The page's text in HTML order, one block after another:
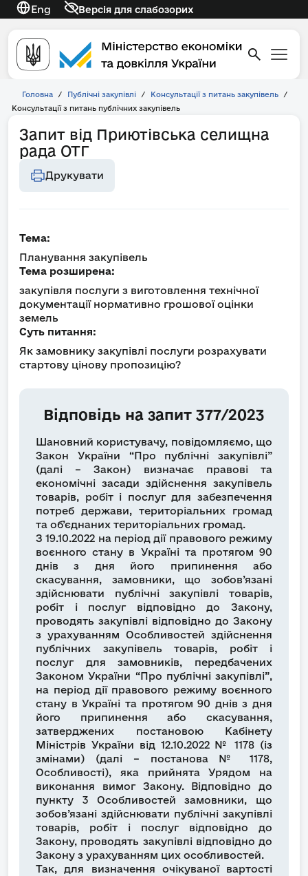
Eng Версія для слабозорих
Головна / Публічні закупівлі / Консультації з питань закупівель
/
Консультації з питань публічних закупівель
Запит від Приютівська селищна
рада ОТГ
Друкувати
Тема:
Планування закупівель
Тема розширена:
закупівля послуги з виготовлення технічної
документації нормативно грошової оцінки
земель
Суть питання:
Як замовнику закупівлі послуги розрахувати
стартову цінову пропозицію?
Відповідь на запит 377/2023
Шановний користувачу, повідомляємо, що
Закон України “Про публічні закупівлі”
(далі – Закон) визначає правові та
економічні засади здійснення закупівель
товарів, робіт і послуг для забезпечення
потреб держави, територіальних громад
та об’єднаних територіальних громад.
З 19.10.2022 на період дії правового режиму
воєнного стану в Україні та протягом 90
днів з дня його припинення або
скасування, замовники, що зобов’язані
здійснювати публічні закупівлі товарів,
робіт і послуг відповідно до Закону,
проводять закупівлі відповідно до Закону
з урахуванням Особливостей здійснення
публічних закупівель товарів, робіт і
послуг для замовників, передбачених
Законом України “Про публічні закупівлі”,
на період дії правового режиму воєнного
стану в Україні та протягом 90 днів з дня
його припинення або скасування,
затверджених постановою Кабінету
Міністрів України від 12.10.2022 № 1178 (із
змінами) (далі – постанова № 1178,
Особливості), яка прийнята Урядом на
виконання вимог Закону. Відповідно до
пункту 3 Особливостей замовники, що
зобов’язані здійснювати публічні закупівлі
товарів, робіт і послуг відповідно до
Закону, проводять закупівлі відповідно до
Закону з урахуванням цих особливостей.
Так, для визначення очікуваної вартості